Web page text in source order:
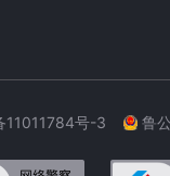
11011784号-3 鲁